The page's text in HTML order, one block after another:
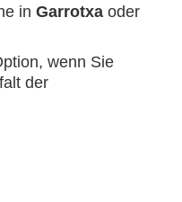
in Garrotxa oder
wenn Sie
der